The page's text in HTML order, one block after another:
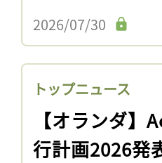
2026/07/30
トップニュース
【オランダ
行計画2026発